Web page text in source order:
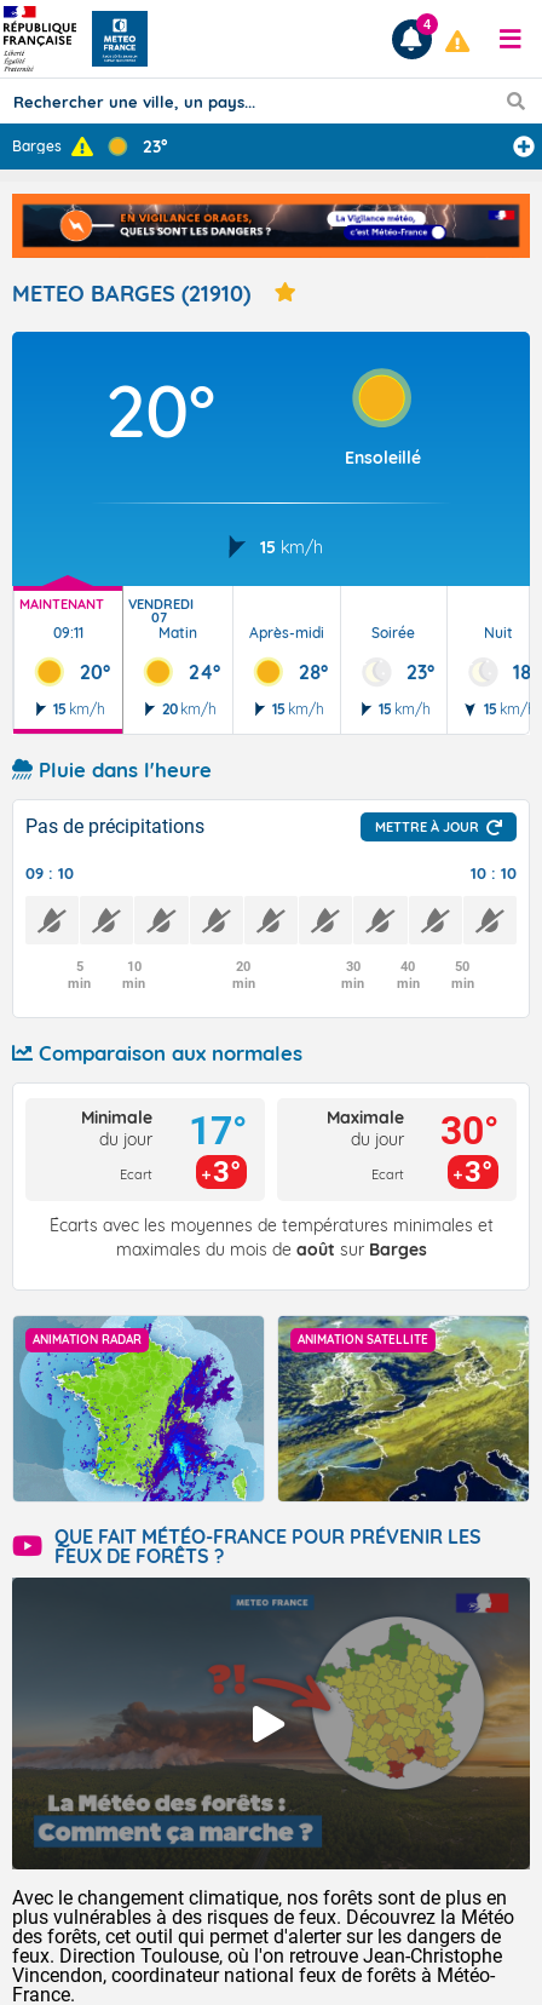
Prévisions
TOUS LES RÉSULTATS
Articles
4
Barges 23°
METEO BARGES (21910)
20°
Ensoleillé
15 km/h
MAINTENANT
09:11
20°
15 km/h
VENDREDI
07
Matin
24°
20 km/h
Après-midi
28°
15 km/h
Soirée
23°
15 km/h
Nuit
18°
15 km/h
Pluie dans l'heure
Pas de précipitations METTRE À JOUR
09 : 10 10 : 10
5
min
10
min
20
min
30
min
40
min
50
min
Comparaison aux normales
Minimale
du jour
Ecart
17°
3°
Maximale
du jour
Ecart
30°
3°
Écarts avec les moyennes de températures minimales et
maximales du mois de août sur Barges
ANIMATION RADAR ANIMATION SATELLITE
QUE FAIT MÉTÉO-FRANCE POUR PRÉVENIR LES
FEUX DE FORÊTS ?
Avec le changement climatique, nos forêts sont de plus en
plus vulnérables à des risques de feux. Découvrez la Météo
des forêts, cet outil qui permet d'alerter sur les dangers de
feux. Direction Toulouse, où l'on retrouve Jean-Christophe
Vincendon, coordinateur national feux de forêts à Météo-
France.